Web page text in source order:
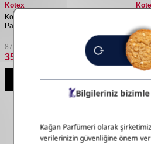
Kotex
Kotex İnce Günlük Ped Deo Çanta
Paketli 18'li
87,62
35,05
Sepete Ekle